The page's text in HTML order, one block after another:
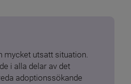
mycket utsatt situation.
i alla delar av det
adoptionssökande